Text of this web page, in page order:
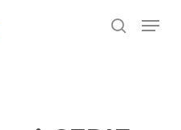
cerca
Menu